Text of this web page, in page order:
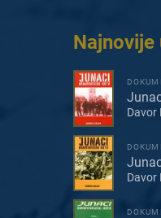
Najnovije
Davor
Davor